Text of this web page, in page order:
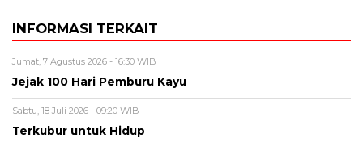
INFORMASI TERKAIT
Jumat, 7 Agustus 2026 - 16:30 WIB
Jejak 100 Hari Pemburu Kayu
Sabtu, 18 Juli 2026 - 09:20 WIB
Terkubur untuk Hidup